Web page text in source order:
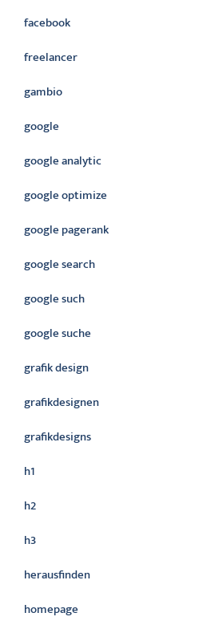
facebook
freelancer
gambio
google
google analytic
google optimize
google pagerank
google search
google such
google suche
grafik design
grafikdesignen
grafikdesigns
h1
h2
h3
herausfinden
homepage